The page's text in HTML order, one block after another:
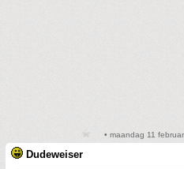
• maandag 11
Dudeweiser